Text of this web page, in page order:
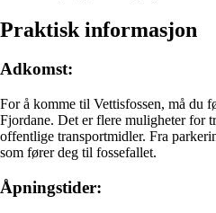
Praktisk informasjon
Adkomst:
For å komme til Vettisfossen, må du
Fjordane. Det er flere muligheter for
offentlige transportmidler. Fra
som fører deg til fossefallet.
Åpningstider: